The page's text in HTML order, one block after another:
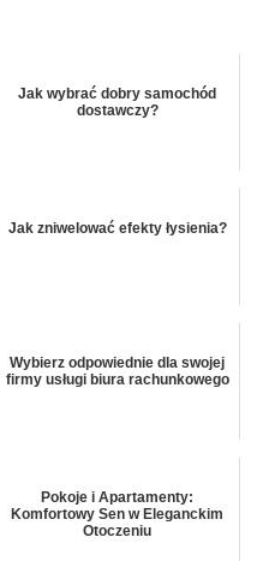
Jak wybrać dobry samochód
dostawczy?
Jak zniwelować efekty łysienia?
Wybierz odpowiednie dla swojej
firmy usługi biura rachunkowego
Pokoje i Apartamenty:
Komfortowy Sen w Eleganckim
Otoczeniu